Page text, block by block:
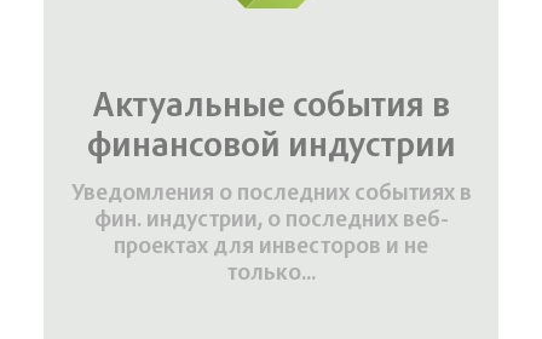
Актуальные события в
финансовой индустрии
Уведомления о последних событиях в
фин. индустрии, о последних веб-
проектах для инвесторов и не
только...